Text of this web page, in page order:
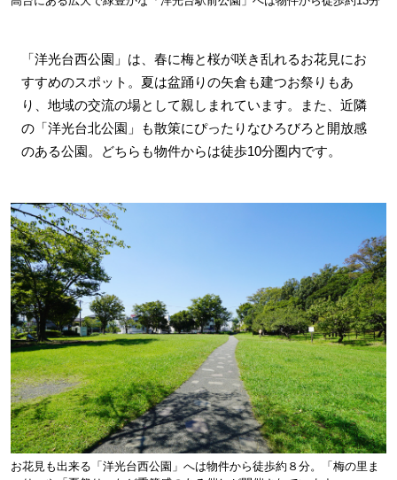
「洋光台西公園」は、春に梅と桜が咲き乱れるお花見にお
すすめのスポット。夏は盆踊りの矢倉も建つお祭りもあ
り、地域の交流の場として親しまれています。また、近隣
の「洋光台北公園」も散策にぴったりなひろびろと開放感
のある公園。どちらも物件からは徒歩10分圏内です。
お花見も出来る「洋光台西公園」へは物件から徒歩約８分。「梅の里ま